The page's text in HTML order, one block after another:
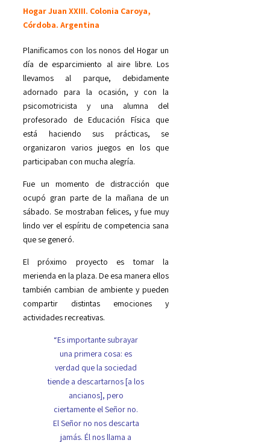
Hogar Juan XXIII. Colonia Caroya,
Córdoba. Argentina
Planificamos con los nonos del Hogar un
día de esparcimiento al aire libre. Los
llevamos al parque, debidamente
adornado para la ocasión, y con la
psicomotricista y una alumna del
profesorado de Educación Física que
está haciendo sus prácticas, se
organizaron varios juegos en los que
participaban con mucha alegría.
Fue un momento de distracción que
ocupó gran parte de la mañana de un
sábado. Se mostraban felices, y fue muy
lindo ver el espíritu de competencia sana
que se generó.
El próximo proyecto es tomar la
merienda en la plaza. De esa manera ellos
también cambian de ambiente y pueden
compartir distintas emociones y
actividades recreativas.
“Es importante subrayar
una primera cosa: es
verdad que la sociedad
tiende a descartarnos [a los
ancianos], pero
ciertamente el Señor no.
El Señor no nos descarta
jamás. Él nos llama a